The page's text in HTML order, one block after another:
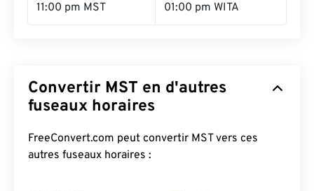
11:00 pm MST 01:00 pm WITA
Convertir MST en d'autres
fuseaux horaires
FreeConvert.com peut convertir MST vers ces
autres fuseaux horaires :